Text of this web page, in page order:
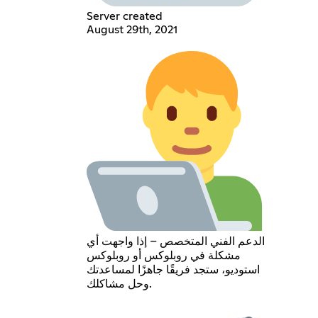
Server created
August 29th, 2021
الدعم الفني المتخصص – إذا واجهت أي
مشكلة في روبلوكس أو روبلوكس
استوديو، ستجد فريقًا جاهزًا لمساعدتك
وحل مشاكلك.